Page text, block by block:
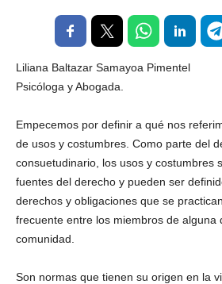
Liliana Baltazar Samayoa Pimentel
Psicóloga y Abogada.
Empecemos por definir a qué nos
de usos y costumbres. Como parte del
consuetudinario, los usos y costumbres
fuentes del derecho y pueden ser
derechos y obligaciones que se
frecuente entre los miembros de alguna
comunidad.
Son normas que tienen su origen en la